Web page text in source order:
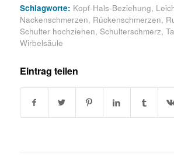
Schlagworte: Kopf-Hals-Beziehung,
Nackenschmerzen, Rückenschmerzen,
Schulter hochziehen, Schulterschmerz,
Wirbelsäule
Eintrag teilen